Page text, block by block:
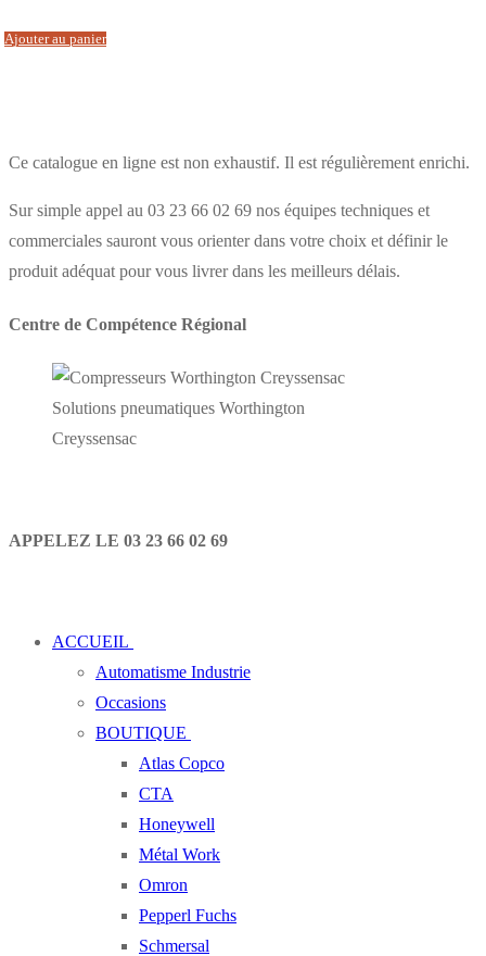
Ajouter au panier
Ce catalogue en ligne est non exhaustif. Il est régulièrement enrichi.
Sur simple appel au 03 23 66 02 69 nos équipes techniques et
commerciales sauront vous orienter dans votre choix et définir le
produit adéquat pour vous livrer dans les meilleurs délais.
Centre de Compétence Régional
Solutions pneumatiques Worthington
Creyssensac
APPELEZ LE 03 23 66 02 69
ACCUEIL
Automatisme Industrie
Occasions
BOUTIQUE
Atlas Copco
CTA
Honeywell
Métal Work
Omron
Pepperl Fuchs
Schmersal